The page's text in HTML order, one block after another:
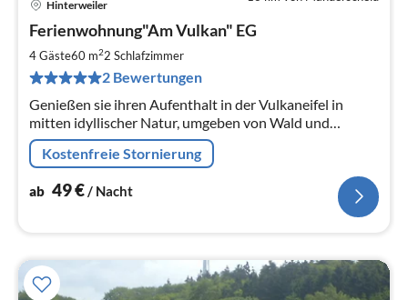
Hinterweiler
Ferienwohnung"Am Vulkan" EG
4 Gäste60 m22 Schlafzimmer
2 Bewertungen
Genießen sie ihren Aufenthalt in der Vulkaneifel in
mitten idyllischer Natur, umgeben von Wald und
Wiesen. Ruhe pur in einer gemütlich eingerichteten
Ferienwohnung im EG.
Kostenfreie Stornierung
ab 49€ / Nacht